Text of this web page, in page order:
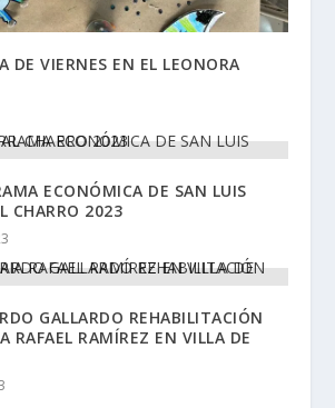
DE VIERNES EN EL LEONORA
ECONÓMICA DE SAN LUIS
CHARRO 2023
GALLARDO REHABILITACIÓN
RAFAEL RAMÍREZ EN VILLA DE